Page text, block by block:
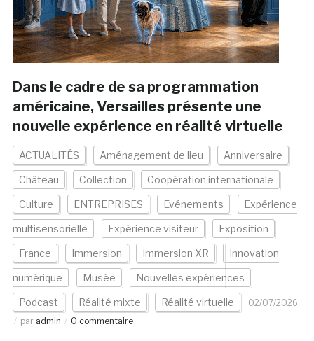
Dans le cadre de sa programmation
américaine, Versailles présente une
nouvelle expérience en réalité virtuelle
ACTUALITÉS Aménagement de lieu Anniversaire
Château Collection Coopération internationale
Culture ENTREPRISES Evénements Expérience
multisensorielle Expérience visiteur Exposition
France Immersion Immersion XR Innovation
numérique Musée Nouvelles expériences
Podcast Réalité mixte Réalité virtuelle
02/07/2026
par admin 0 commentaire